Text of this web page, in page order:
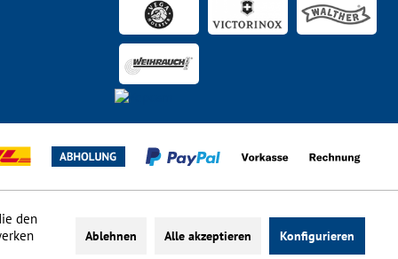
den
Ablehnen Alle akzeptieren Konfigurieren